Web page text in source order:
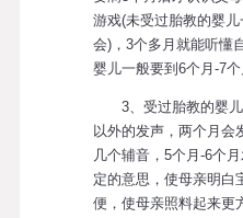
游戏(未受过胎教的婴
会)，3个多月就能听懂
婴儿一般要到6个月-7个
3、受过胎教的婴儿
以外的发声，两个月会
几个辅音，5个月-6个
定的意思，使母亲明白
便，使母亲照料起来更